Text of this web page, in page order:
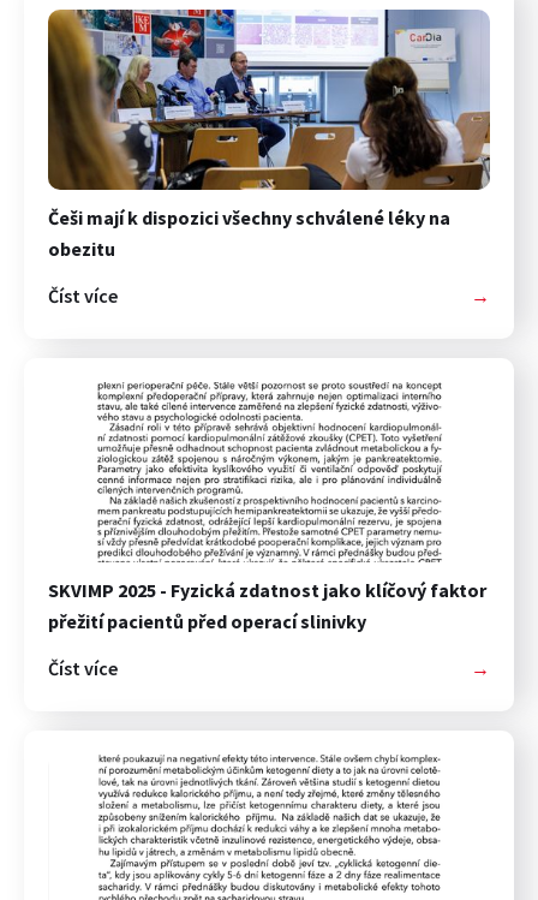
Češi mají k dispozici všechny schválené léky na
obezitu
Číst více
→
SKVIMP 2025 - Fyzická zdatnost jako klíčový faktor
přežití pacientů před operací slinivky
Číst více
→